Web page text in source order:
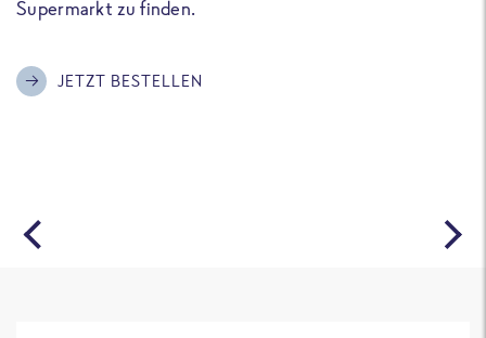
Supermarkt zu finden.
JETZT BESTELLEN